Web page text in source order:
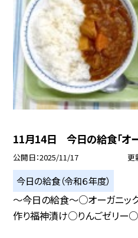
11月14日 今日の給食「オ
公開日 2025/11/17 更
今日の給食（令和６年度）
～今日の給食～○オーガニッ
作り福神漬け○りんごゼリー